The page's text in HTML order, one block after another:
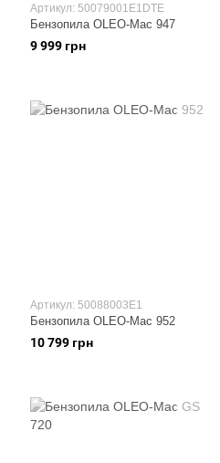
Артикул: 50079001E1DTE
Бензопила OLEO-Mac 947
9 999 грн
Артикул: 50088003E1
Бензопила OLEO-Mac 952
10 799 грн